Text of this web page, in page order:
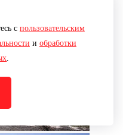
с пользовательским
и обработки